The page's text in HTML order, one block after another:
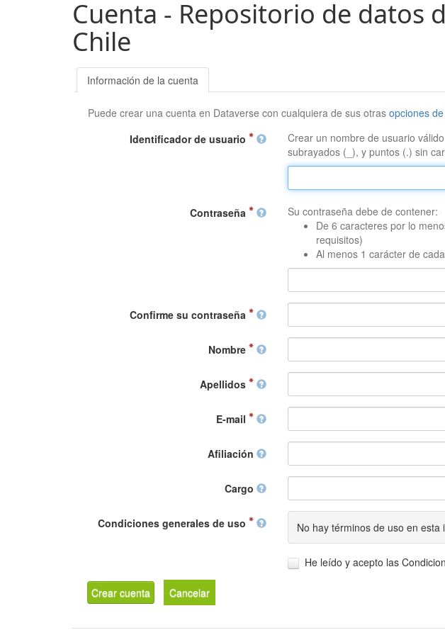
Cuenta - Repositorio de datos
Chile
Información de la cuenta
Puede crear una cuenta en Dataverse con cualquiera de sus otrasopciones
Identificador de usuario
Crear un nombre de usuario
subrayados (_), y puntos (.) sin
Contraseña
Su contraseña debe de contener:
De 6 caracteres por lo
requisitos)
Al menos 1 carácter de
Confirme su contraseña
Nombre
Apellidos
E-mail
Afiliación
Cargo
Condiciones generales de uso No hay términos de uso en esta
He leído y acepto las
Crear cuenta Cancelar